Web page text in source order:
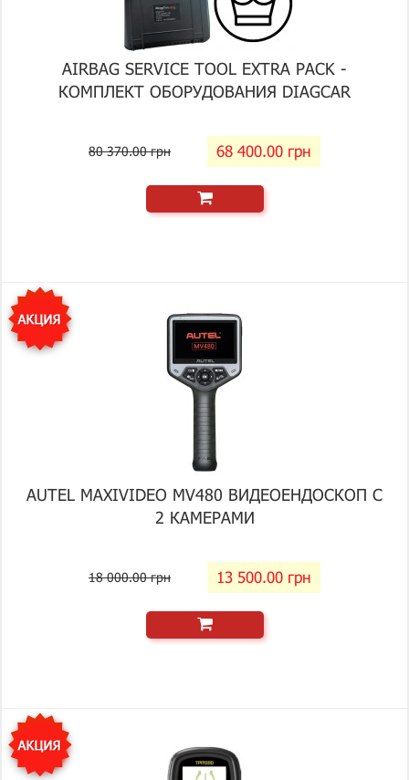
AIRBAG SERVICE TOOL EXTRA PACK -
КОМПЛЕКТ ОБОРУДОВАНИЯ DIAGCAR
80 370.00 грн 68 400.00 грн
AUTEL MAXIVIDEO MV480 ВИДЕОЕНДОСКОП С
2 КАМЕРАМИ
18 000.00 грн 13 500.00 грн